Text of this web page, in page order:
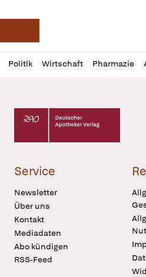
Deutsche Apotheker
Politik Wirtschaft Pharmazie
Profil
öffnen
Daz
Pur
Deutscher Apotheker Verlag
Service
Newsletter
Über uns
Kontakt
Mediadaten
Abo kündigen
RSS-Feed